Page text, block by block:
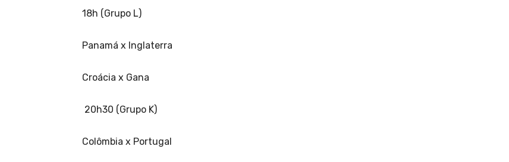
18h (Grupo L)
Panamá x Inglaterra
Croácia x Gana
20h30 (Grupo K)
Colômbia x Portugal